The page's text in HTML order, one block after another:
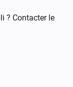
? Contacter le